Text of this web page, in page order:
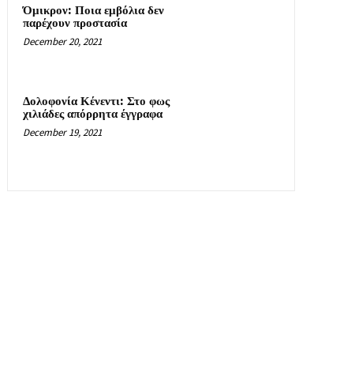
Όμικρον: Ποια εμβόλια δεν
παρέχουν προστασία
December 20, 2021
Δολοφονία Κένεντι: Στο φως
χιλιάδες απόρρητα έγγραφα
December 19, 2021